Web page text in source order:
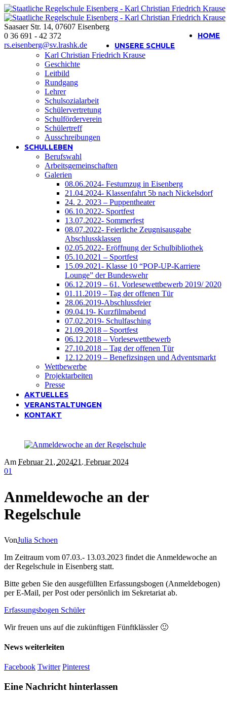
Saasaer Str. 14, 07607 Eisenberg
0 36 691 - 42 372
rs.eisenberg@sv.lrashk.de
HOME
UNSERE SCHULE
Karl Christian Friedrich Krause
Geschichte
Leitbild
Rundgang
Lehrer
Schulsozialarbeit
Schülervertretung
Schulförderverein
Schülertreff
Ausschreibungen
SCHULLEBEN
Berufswahl
Arbeitsgemeinschaften
Galerien
08.06.2024- Festumzug in Eisenberg
21.04.2024- Klassenfahrt 5b nach Nickelsdorf
24. 2. 2023 – Puppentheater
06.10.2022- Sportfest
13.07.2022- Sommerfest
08.07.2022- Feierliche Zeugnisausgabe
Abschlussklassen
02.05.2022- Eröffnung der Schulbibliothek
05.10.2021 – Sportfest
15.09.2021- Klasse 10 “POP-UP-Karriere
Lounge” der Bundeswehr
06.12.2019 – 61. Vorlesewettbewerb 2019/ 2020
01.11.2019 – Tag der offenen Tür
28.06.2019-Abschlussfeier
09.04.19- Kurzfilmabend
07.02.2019- Schulfasching
21.09.2018 – Sportfest
06.12.2018 – Vorlesewettbewerb
27.10.2018 – Tag der offenen Tür
12.12.2019 – Benefizsingen und Adventsmarkt
Wettbewerbe
Projektarbeiten
Presse
AKTUELLES
VERANSTALTUNGEN
KONTAKT
Am Februar 21 , 202421. Februar 2024
01
Anmeldewoche an der
Regelschule
VonJulia Schoen
Im Zeitraum vom 07.03.- 13.03.2023 findet die Anmeldewoche an
der Regelschule in Eisenberg statt.
Bitte geben Sie den ausgefüllten Erfassungsbogen (Anmeldebogen)
per E-Mail, per Post oder persönlich im Sekretariat ab.
Erfassungsbogen Schüler
Wir freuen uns auf die zukünftigen Fünftklässler 🙂
News weiterleiten
Facebook Twitter Pinterest
Eine Nachricht hinterlassen